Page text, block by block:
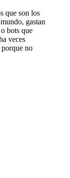
que son los
gastan
bots que
veces
no